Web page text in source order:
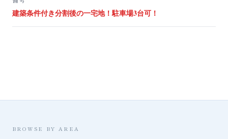
建築条件付き分割後の一宅地！駐車場3台可！
BROWSE BY AREA